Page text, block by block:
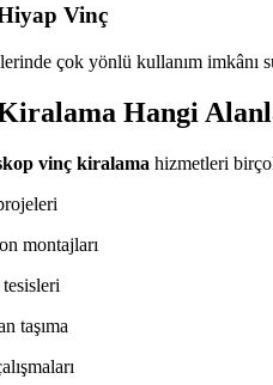
Vinç
çok yönlü kullanım imkânı
Hangi
vinç kiralama hizmetleri
montajları
taşıma